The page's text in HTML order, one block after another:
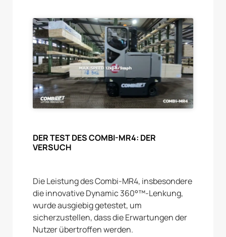
DER TEST DES COMBI-MR4: DER
VERSUCH
Die Leistung des Combi-MR4, insbesondere
die innovative Dynamic 360°™-Lenkung,
wurde ausgiebig getestet, um
sicherzustellen, dass die Erwartungen der
Nutzer übertroffen werden.